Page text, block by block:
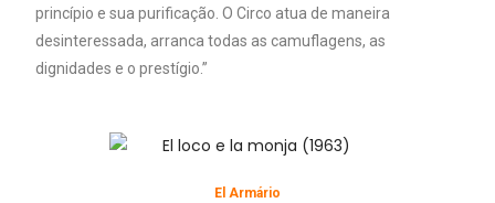
princípio e sua purificação. O Circo atua de maneira
desinteressada, arranca todas as camuflagens, as
dignidades e o prestígio.”
El Armário